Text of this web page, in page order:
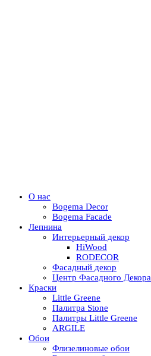
О нас
Bogema Decor
Bogema Facade
Лепнина
Интерьерный декор
HiWood
RODECOR
Фасадный декор
Центр Фасадного Декора
Краски
Little Greene
Палитра Stone
Палитры Little Greene
ARGILE
Обои
Флизелиновые обои